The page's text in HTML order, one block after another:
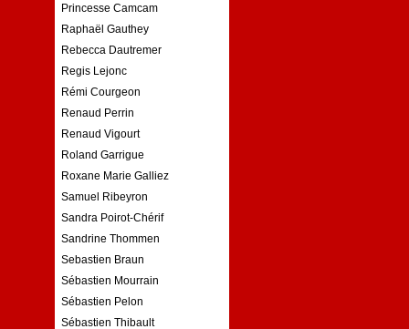
Princesse Camcam
Raphaël Gauthey
Rebecca Dautremer
Regis Lejonc
Rémi Courgeon
Renaud Perrin
Renaud Vigourt
Roland Garrigue
Roxane Marie Galliez
Samuel Ribeyron
Sandra Poirot-Chérif
Sandrine Thommen
Sebastien Braun
Sébastien Mourrain
Sébastien Pelon
Sébastien Thibault